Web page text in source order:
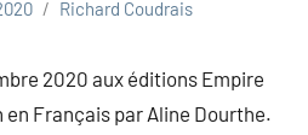
Richard Coudrais
2020 aux éditions Empire
Français par Aline Dourthe.